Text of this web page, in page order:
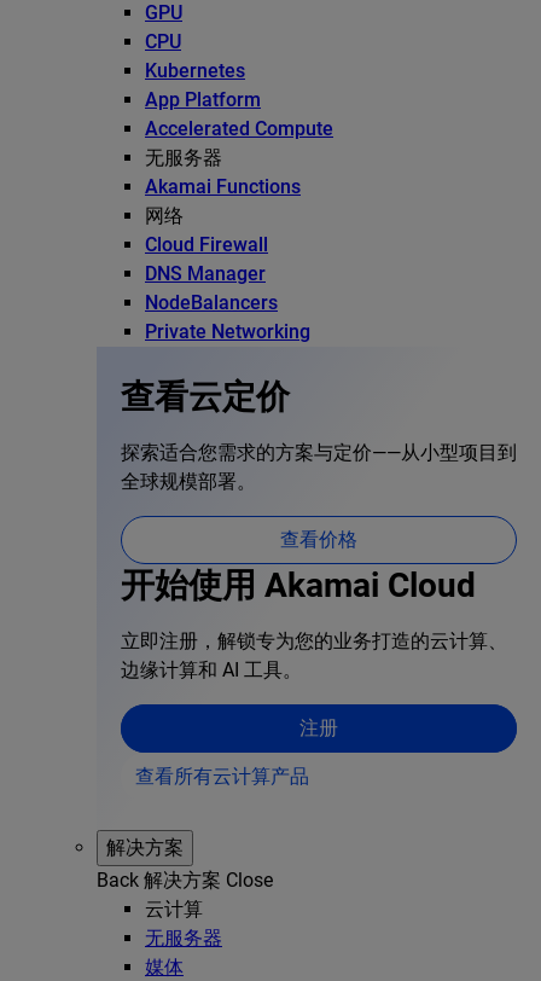
GPU
CPU
Kubernetes
App Platform
Accelerated Compute
无服务器
Akamai Functions
网络
Cloud Firewall
DNS Manager
NodeBalancers
Private Networking
查看云定价
探索适合您需求的方案与定价——从小型项目到
全球规模部署。
查看价格
开始使用 Akamai Cloud
立即注册，解锁专为您的业务打造的云计算、
边缘计算和 AI 工具。
注册
查看所有云计算产品
解决方案
Back 解决方案 Close
云计算
无服务器
媒体